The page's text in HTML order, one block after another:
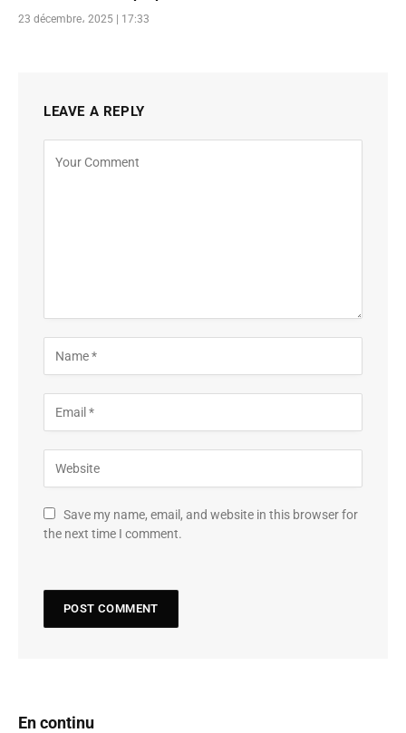
23 décembre، 2025 | 17:33
LEAVE A REPLY
Save my name, email, and website in this browser for
the next time I comment.
En continu